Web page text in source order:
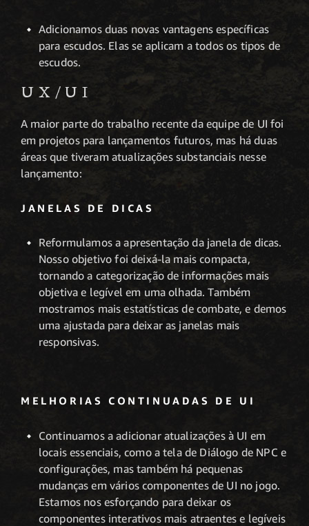
Adicionamos duas novas vantagens específicas
para escudos. Elas se aplicam a todos os tipos de
escudos.
UX/UI
A maior parte do trabalho recente da equipe de UI foi
em projetos para lançamentos futuros, mas há duas
áreas que tiveram atualizações substanciais nesse
lançamento:
JANELAS DE DICAS
Reformulamos a apresentação da janela de dicas.
Nosso objetivo foi deixá-la mais compacta,
tornando a categorização de informações mais
objetiva e legível em uma olhada. Também
mostramos mais estatísticas de combate, e demos
uma ajustada para deixar as janelas mais
responsivas.
MELHORIAS CONTINUADAS DE UI
Continuamos a adicionar atualizações à UI em
locais essenciais, como a tela de Diálogo de NPC e
configurações, mas também há pequenas
mudanças em vários componentes de UI no jogo.
Estamos nos esforçando para deixar os
componentes interativos mais atraentes e legíveis